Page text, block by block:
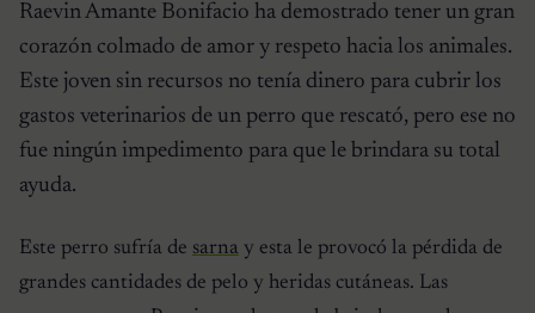
Raevin Amante Bonifacio ha demostrado tener un gran
corazón colmado de amor y respeto hacia los animales.
Este joven sin recursos no tenía dinero para cubrir los
gastos veterinarios de un perro que rescató, pero ese no
fue ningún impedimento para que le brindara su total
ayuda.
Este perro sufría de sarna y esta le provocó la pérdida de
grandes cantidades de pelo y heridas cutáneas. Las